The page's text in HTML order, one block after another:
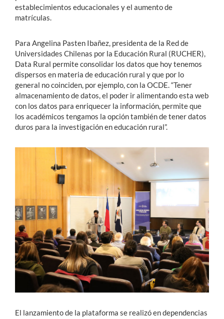
establecimientos educacionales y el aumento de
matrículas.
Para Angelina Pasten Ibañez, presidenta de la Red de
Universidades Chilenas por la Educación Rural (RUCHER),
Data Rural permite consolidar los datos que hoy tenemos
dispersos en materia de educación rural y que por lo
general no coinciden, por ejemplo, con la OCDE. “Tener
almacenamiento de datos, el poder ir alimentando esta web
con los datos para enriquecer la información, permite que
los académicos tengamos la opción también de tener datos
duros para la investigación en educación rural”.
El lanzamiento de la plataforma se realizó en dependencias